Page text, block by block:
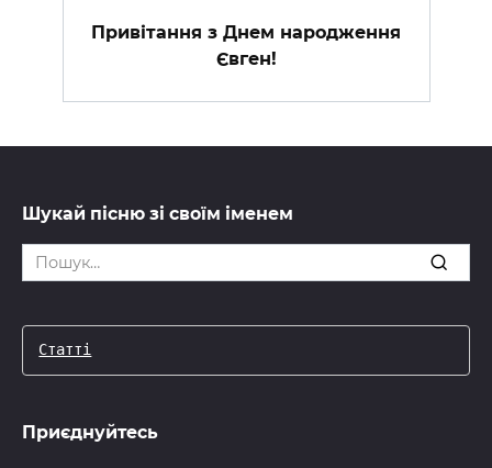
Привітання з Днем народження
Євген!
Шукай пісню зі своїм іменем
Search
for:
Статті
Приєднуйтесь